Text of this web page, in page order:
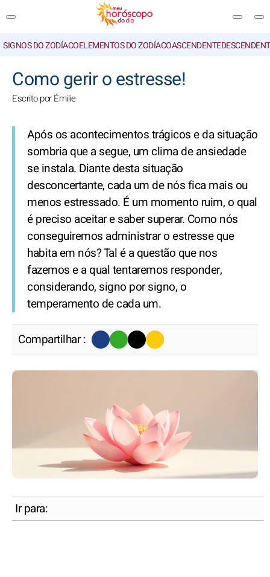
SIGNOS DO ZODÍACOELEMENTOS DO ZODÍACOASCENDENTE
Como gerir o estresse!
Escrito por Émilie
Após os acontecimentos trágicos e da situação
sombria que a segue, um clima de ansiedade
se instala. Diante desta situação
desconcertante, cada um de nós fica mais ou
menos estressado. É um momento ruim, o qual
é preciso aceitar e saber superar. Como nós
conseguiremos administrar o estresse que
habita em nós? Tal é a questão que nos
fazemos e a qual tentaremos responder,
considerando, signo por signo, o
temperamento de cada um.
Compartilhar :
Ir para: